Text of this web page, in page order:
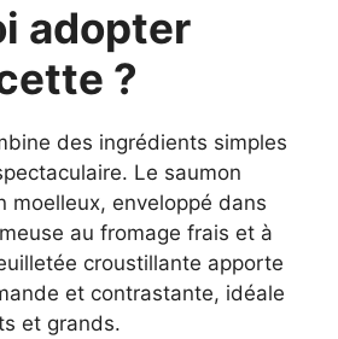
adopter
?
des ingrédients simples
Le saumon
moelleux, enveloppé dans
au fromage frais et à
croustillante apporte
et contrastante, idéale
et grands.